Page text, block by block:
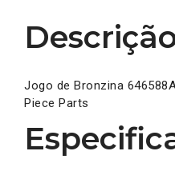
Jogo de Bronzina
Piece Parts